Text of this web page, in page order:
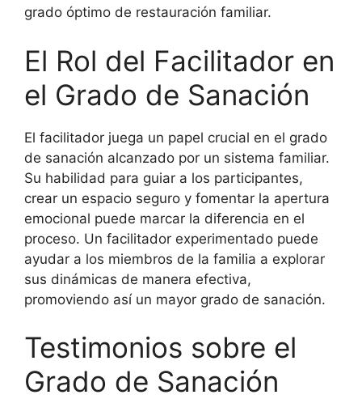
grado óptimo de restauración familiar.
El Rol del Facilitador en
el Grado de Sanación
El facilitador juega un papel crucial en el grado
de sanación alcanzado por un sistema familiar.
Su habilidad para guiar a los participantes,
crear un espacio seguro y fomentar la apertura
emocional puede marcar la diferencia en el
proceso. Un facilitador experimentado puede
ayudar a los miembros de la familia a explorar
sus dinámicas de manera efectiva,
promoviendo así un mayor grado de sanación.
Testimonios sobre el
Grado de Sanación